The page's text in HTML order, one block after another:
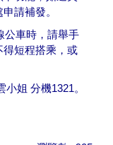
請補發。
公車時，請舉手
短程搭乘，或
姐 分機1321。